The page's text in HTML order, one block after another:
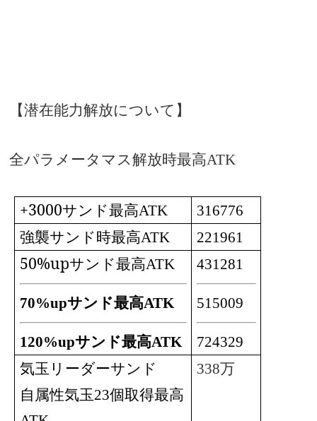
【潜在能力解放について】
全パラメータマス解放時最高ATK
+3000サンド最高ATK 316776
強襲サンド時最高ATK 221961
50%upサンド最高ATK
70%upサンド最高ATK
120%upサンド最高ATK
431281
515009
724329
気玉リーダーサンド
自属性気玉23個取得最高
338万